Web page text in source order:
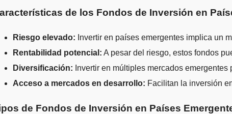
de los Fondos de Inversión en
Riesgo elevado: Invertir en países emergentes implica un
Rentabilidad potencial: A pesar del riesgo, estos fondos
Diversificación: Invertir en múltiples mercados
Acceso a mercados en desarrollo: Facilitan la inversión
de Fondos de Inversión en Países